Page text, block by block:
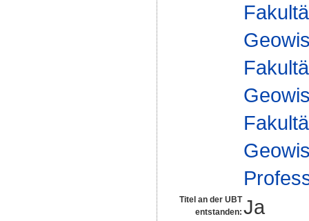
Titel an der UBT
entstanden: Ja